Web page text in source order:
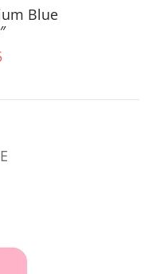
Blue
kr 249,95.